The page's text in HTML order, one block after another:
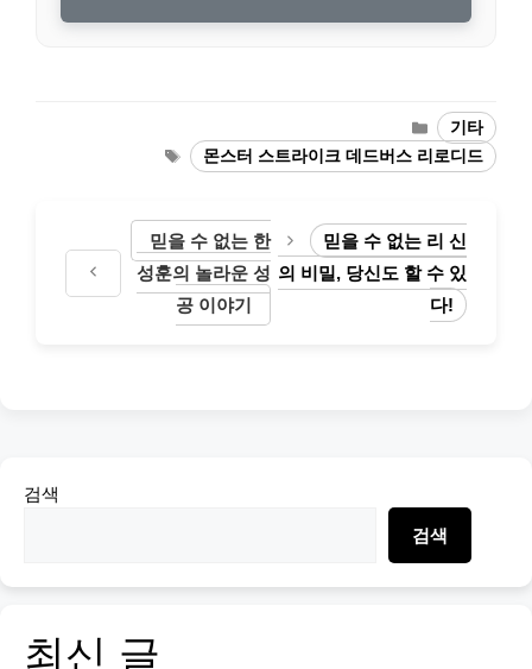
Categories
기타
Tags몬스터 스트라이크 데드버스 리로디드
믿을 수 없는 한
성훈의 놀라운 성
공 이야기
믿을 수 없는 리 신
의 비밀, 당신도 할 수 있
다!
검색
검색
최신 글